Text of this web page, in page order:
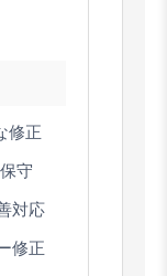
修正
守
対応
修正